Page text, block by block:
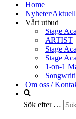
Home
Nyheter/
Vårt utbud
Stage
ARTIST
Stage
Stage
1-on-1
Om oss /
Sök efter …